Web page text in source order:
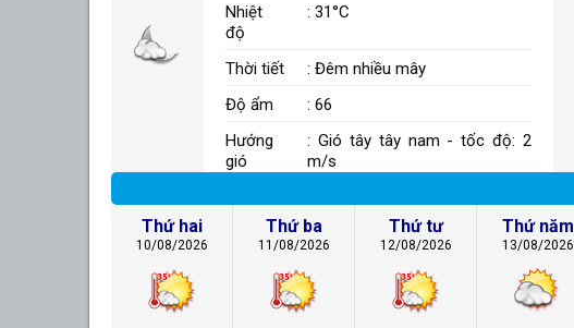
Nhiệt
độ
: 31°C
Thời tiết
: Đêm nhiều mây
Độ ẩm
: 66
Hướng
gió
: Gió tây tây nam - tốc độ: 2
m/s
Thứ hai
10/08/2026
Thứ ba
11/08/2026
Thứ tư
12/08/2026
Thứ năm
13/08/2026